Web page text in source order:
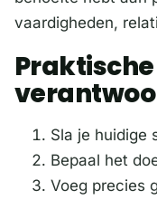
vaardigheden,
Sla je huidige
Bepaal het
Voeg precies